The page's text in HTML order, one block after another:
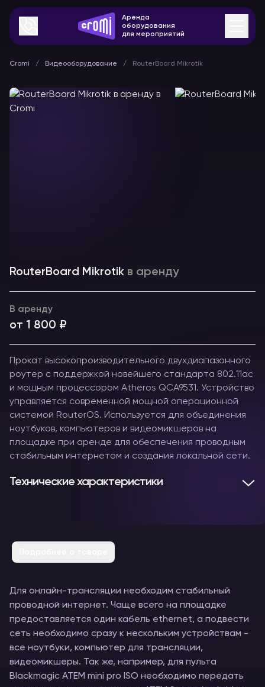
Аренда
оборудования
для мероприятий
Cromi Видеооборудование RouterBoard Mikrotik
RouterBoard Mikrotik в аренду
В аренду
от 1 800 ₽
Прокат высокопроизводительного двухдиапазонного
роутер с поддержкой новейшего стандарта 802.11ac
и мощным процессором Atheros QCA9531. Устройство
управляется современной мощной операционной
системой RouterOS. Используется для объединения
ноутбуков, компьютеров и видеомикшеров на
площадке при аренде для обеспечения проводным
стабильным интернетом и создания локальной сети.
Технические характеристики
Для онлайн-трансляции необходим стабильный
проводной интернет. Чаще всего на площадке
предоставляется один кабель ethernet, а подвести
сеть необходимо сразу к нескольким устройствам -
все ноутбуки, компьютер для трансляции,
видеомикшеры. Так же, например, для пульта
Blackmagic ATEM mini pro ISO необходимо передать